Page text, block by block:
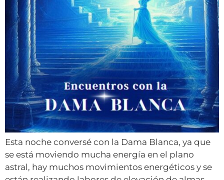
Esta noche conversé con la Dama Blanca, ya que
se está moviendo mucha energía en el plano
astral, hay muchos movimientos energéticos y se